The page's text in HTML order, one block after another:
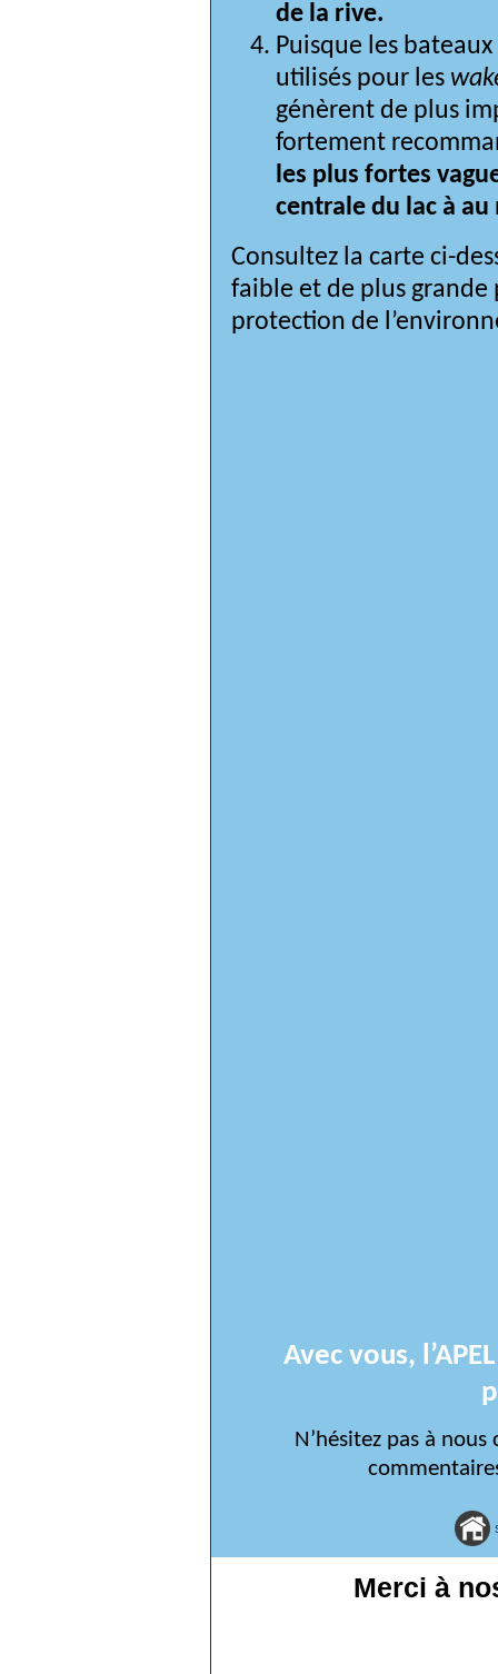
de la rive.
Puisque les
utilisés pour les
génèrent de plus
fortement
les plus fortes
centrale du lac à au
Consultez la carte ci-
faible et de plus
protection de
Avec vous,
N’hésitez pas à
Merci à